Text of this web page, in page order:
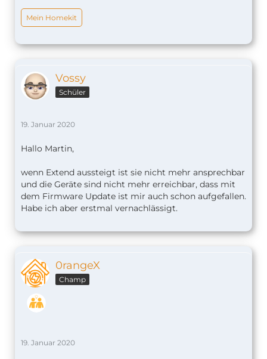
Mein Homekit
Vossy
Schüler
19. Januar 2020
Hallo Martin,
wenn Extend aussteigt ist sie nicht mehr ansprechbar
und die Geräte sind nicht mehr erreichbar, dass mit
dem Firmware Update ist mir auch schon aufgefallen.
Habe ich aber erstmal vernachlässigt.
0rangeX
Champ
19. Januar 2020